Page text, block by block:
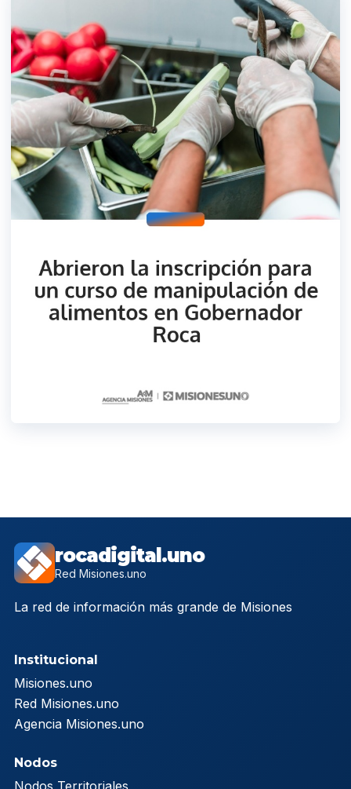
rocadigital.uno
Red Misiones.uno
La red de información más grande de Misiones
Institucional
Misiones.uno
Red Misiones.uno
Agencia Misiones.uno
Nodos
Nodos Territoriales